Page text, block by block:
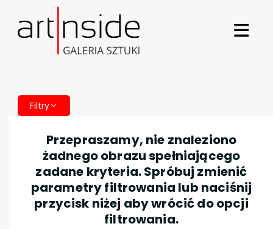
Filtry
Przepraszamy, nie znaleziono
żadnego obrazu spełniającego
zadane kryteria. Spróbuj zmienić
parametry filtrowania lub naciśnij
przycisk niżej aby wrócić do opcji
filtrowania.